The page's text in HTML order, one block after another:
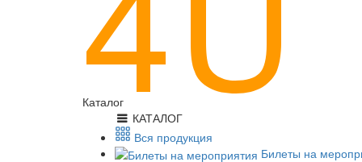
Каталог
КАТАЛОГ
Вся продукция
Билеты на